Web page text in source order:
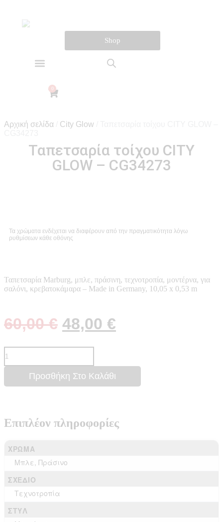
Shop​
Αρχική σελίδα City Glow
Ταπετσαρία τοίχου CITY
GLOW – CG34273
Τα χρώματα ενδέχεται να διαφέρουν από την πραγματικότητα λόγω
ρυθμίσεων κάθε οθόνης
Ταπετσαρία Marburg, μπλε, πράσινη, τεχνοτροπία, μοντέρνα, για
σαλόνι, κρεβατοκάμαρα – Made in Germany, 10,05 x 0,53 m
60,00€ 48,00 €
Προσθήκη Στο Καλάθι
Επιπλέον πληροφορίες
ΧΡΏΜΑ
Μπλε, Πράσινο
ΣΧΈΔΙΟ
Τεχνοτροπία
ΣΤΥΛ